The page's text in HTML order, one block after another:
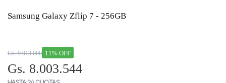
Samsung Galaxy Zflip 7 - 256GB
11% OFF
Gs. 9.013.000
Gs. 8.003.544